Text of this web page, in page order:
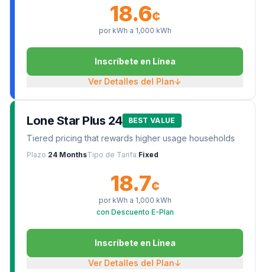
18.6¢
por kWh a 1,000 kWh
Inscríbete en Línea
Ver Detalles del Plan↓
Lone Star Plus 24 BEST VALUE
Tiered pricing that rewards higher usage households
Plazo 24 MonthsTipo de Tarifa Fixed
18.7¢
por kWh a 1,000 kWh
con Descuento E-Plan
Inscríbete en Línea
Ver Detalles del Plan↓